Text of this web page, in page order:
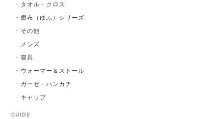
タオル・クロス
癒布（ゆふ）シリーズ
その他
メンズ
寝具
ウォーマー＆ストール
ガーゼ・ハンカチ
キャップ
GUIDE